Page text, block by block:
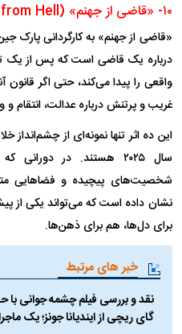
۱۰- «قاضی از جهنم» (The Judge from Hell)
«قاضی از جهنم» به کارگردانی پارک
درباره یک قاضی است که پس از یک
واقعی را پیدا می‌کند، حتی اگر قانون
غریب و پرتنش درباره عدالت، انتقام
این ده اثر تنها نمونه‌ای از چشم‌انداز
سال ۲۰۲۵ هستند. در
شخصیت‌های پیچیده و فضا‌هایی
نشان داده است که می‌تواند یکی از
برای دل‌ها، هم برای ذهن‌ها.
خبر های مرتبط
نقد و بررسی فیلم چشمه جوانی با
گای ریچی از ایندیانا جونز؛ یک